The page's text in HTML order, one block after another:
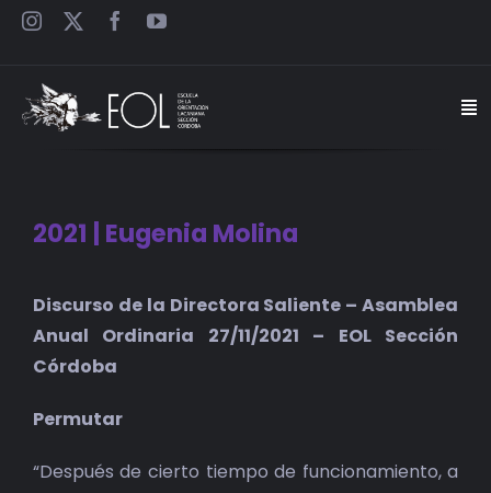
Saltar
SEMINARIOS
2021 | Eugenia Molina
Discurso de la Directora Saliente – Asamblea
Anual Ordinaria 27/11/2021 – EOL Sección
Córdoba
Permutar
“Después de cierto tiempo de funcionamiento, a